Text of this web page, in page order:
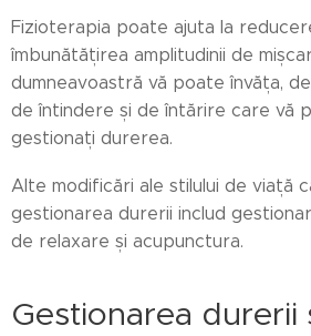
Fizioterapia poate ajuta la
îmbunătățirea amplitudinii de
dumneavoastră vă poate învăța,
de întindere și de întărire care vă
gestionați durerea.
Alte modificări ale stilului de viață
gestionarea durerii includ
de relaxare și acupunctura.
Gestionarea durerii